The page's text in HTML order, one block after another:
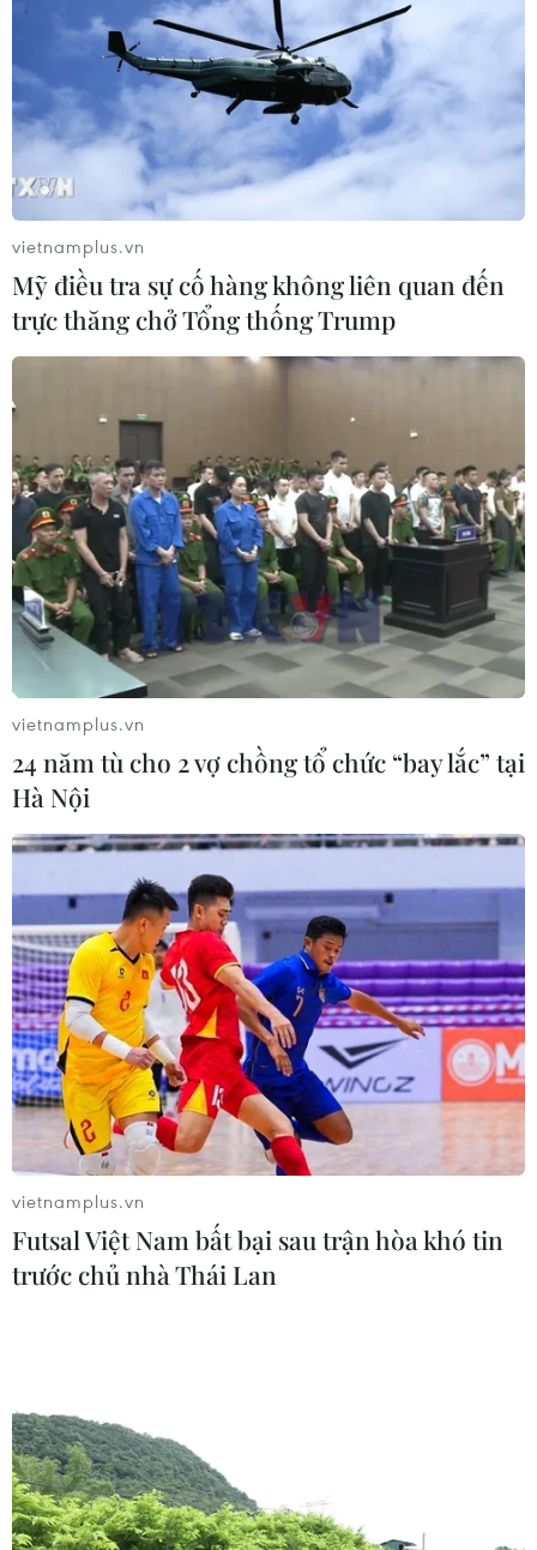
lên 64,90 USD/thùng; còn giá dầu
thô ngọt nhẹ Mỹ (WTI) tăng 95 xu
(1,56%) lên 61,84 USD/thùng.
(TTXVN/Vietnam+)
#giá dầu thế giới #giá dầu Brent
#giá dầu WTI
#gián đoạn nguồn cung dầu
#OPEC+ tăng sản lượng
TP. Hà Nội
Theo dõi VietnamPlus
Giá dầu
Giá dầu thô biến động nhẹ khi triển vọng đàm
phán Trung Đông vẫn khó đoán
Dầu thô chạm đáy ba tuần khi căng thẳng tại
eo biển Hormuz hạ nhiệt
Thế giới mất hơn 2,6 tỷ thùng dầu kể từ khi
xung đột Mỹ-Iran bùng phát
Xuất khẩu dầu thô của Mỹ xuống mức thấp
nhất 8 tháng
Giá dầu thô lao dốc gần 5% do kỳ vọng về đàm
TIN LIÊN QUAN
vietnamplus.vn
Mỹ điều tra sự cố hàng không liên quan đến
trực thăng chở Tổng thống Trump
vietnamplus.vn
24 năm tù cho 2 vợ chồng tổ chức “bay lắc” tại
Hà Nội
vietnamplus.vn
Futsal Việt Nam bất bại sau trận hòa khó tin
trước chủ nhà Thái Lan